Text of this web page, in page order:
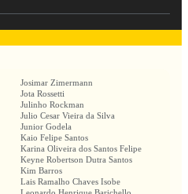
Josimar Zimermann
Jota Rossetti
Julinho Rockman
Julio Cesar Vieira da Silva
Junior Godela
Kaio Felipe Santos
Karina Oliveira dos Santos Felipe
Keyne Robertson Dutra Santos
Kim Barros
Lais Ramalho Chaves Isobe